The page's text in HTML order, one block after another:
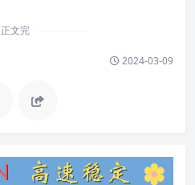
正文完
2024-03-09